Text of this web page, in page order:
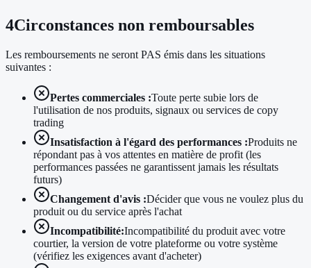
4Circonstances non remboursables
Les remboursements ne seront PAS émis dans les situations
suivantes :
Pertes commerciales :Toute perte subie lors de
l'utilisation de nos produits, signaux ou services de copy
trading
Insatisfaction à l'égard des performances :Produits ne
répondant pas à vos attentes en matière de profit (les
performances passées ne garantissent jamais les résultats
futurs)
Changement d'avis :Décider que vous ne voulez plus du
produit ou du service après l'achat
Incompatibilité:Incompatibilité du produit avec votre
courtier, la version de votre plateforme ou votre système
(vérifiez les exigences avant d'acheter)